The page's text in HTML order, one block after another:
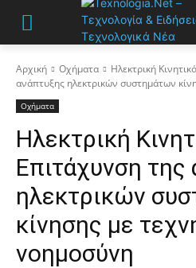
Αρχική Οχήματα
Ηλεκτρική
ανάπτυξης ηλεκτρικών συστημάτων
Οχήματα
Ηλεκτρική
Επιτάχυνση της
ηλεκτρικών
κίνησης με
νοημοσύνη